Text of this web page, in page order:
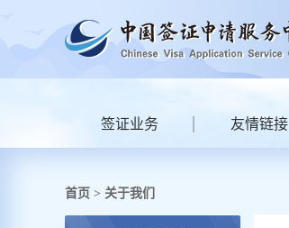
签证业务 友情链接
首页 > 关于我们